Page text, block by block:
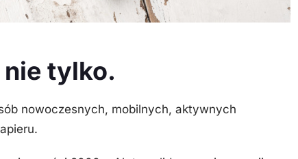
tylko.
nowoczesnych, mobilnych, aktywnych